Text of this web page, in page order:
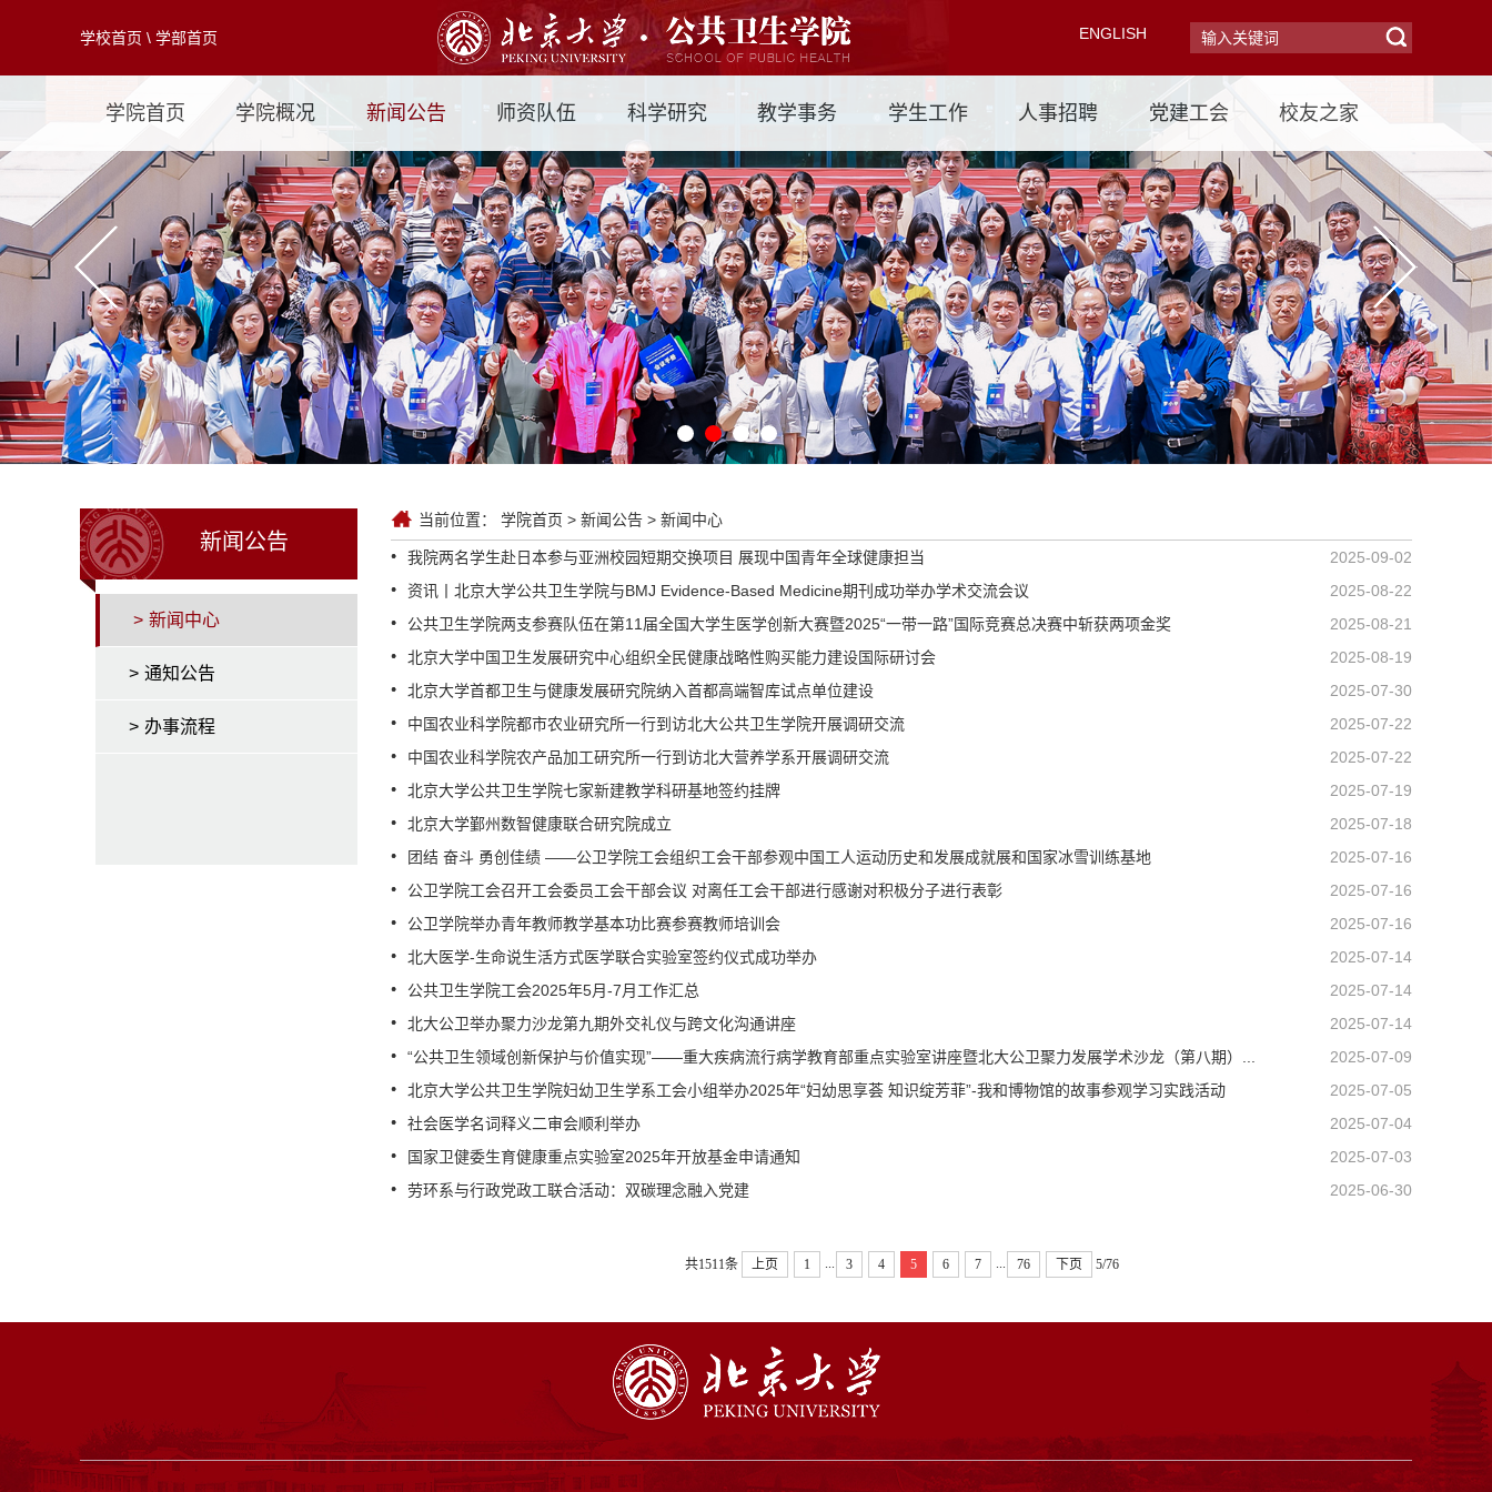
学校首页 \ 学部首页 ENGLISH
学院首页 学院概况 新闻公告 师资队伍 科学研究 教学事务 学生工作 人事招聘 党建工会 校友之家
新闻公告
> 新闻中心
> 通知公告
> 办事流程
当前位置： 学院首页 > 新闻公告 > 新闻中心
我院两名学生赴日本参与亚洲校园短期交换项目 展现中国青年全球健康担当
2025-09-02
资讯丨北京大学公共卫生学院与BMJ Evidence-Based Medicine期刊成功举办学术交流会议
2025-08-22
公共卫生学院两支参赛队伍在第11届全国大学生医学创新大赛暨2025“一带一路”国际竞赛总决赛中斩获两项金奖
2025-08-21
北京大学中国卫生发展研究中心组织全民健康战略性购买能力建设国际研讨会
2025-08-19
北京大学首都卫生与健康发展研究院纳入首都高端智库试点单位建设
2025-07-30
中国农业科学院都市农业研究所一行到访北大公共卫生学院开展调研交流
2025-07-22
中国农业科学院农产品加工研究所一行到访北大营养学系开展调研交流
2025-07-22
北京大学公共卫生学院七家新建教学科研基地签约挂牌
2025-07-19
北京大学鄞州数智健康联合研究院成立
2025-07-18
团结 奋斗 勇创佳绩 ——公卫学院工会组织工会干部参观中国工人运动历史和发展成就展和国家冰雪训练基地
2025-07-16
公卫学院工会召开工会委员工会干部会议 对离任工会干部进行感谢对积极分子进行表彰
2025-07-16
公卫学院举办青年教师教学基本功比赛参赛教师培训会
2025-07-16
北大医学-生命说生活方式医学联合实验室签约仪式成功举办
2025-07-14
公共卫生学院工会2025年5月-7月工作汇总
2025-07-14
北大公卫举办聚力沙龙第九期外交礼仪与跨文化沟通讲座
2025-07-14
“公共卫生领域创新保护与价值实现”——重大疾病流行病学教育部重点实验室讲座暨北大公卫聚力发展学术沙龙（第八期）...
2025-07-09
北京大学公共卫生学院妇幼卫生学系工会小组举办2025年“妇幼思享荟 知识绽芳菲”-我和博物馆的故事参观学习实践活动
2025-07-05
社会医学名词释义二审会顺利举办
2025-07-04
国家卫健委生育健康重点实验室2025年开放基金申请通知
2025-07-03
劳环系与行政党政工联合活动：双碳理念融入党建
2025-06-30
共1511条 上页 1 ... 3 4 5 6 7 ... 76 下页 5/76